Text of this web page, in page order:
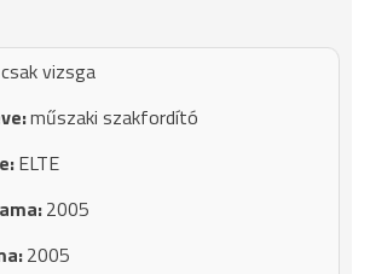
csak vizsga
műszaki szakfordító
ELTE
2005
2005